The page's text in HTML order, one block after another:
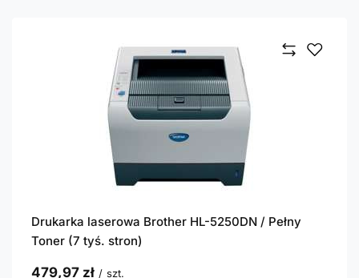
Drukarka laserowa Brother HL-5250DN / Pełny
Toner (7 tyś. stron)
479,97 zł / szt.